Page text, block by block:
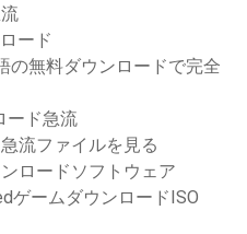
ード
の無料ダウンロードで完全
ード急流
流ファイルを見る
ロードソフトウェア
ゲームダウンロードISO